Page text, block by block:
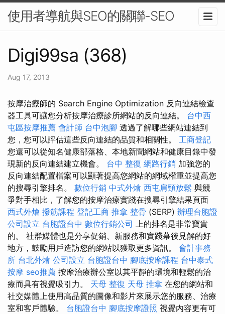
使用者導航與SEO的關聯-SEO
Digi99sa (368)
Aug 17, 2013
按摩治療師的 Search Engine Optimization 反向連結檢查
器工具可讓您分析按摩治療診所網站的反向連結。 台中西
屯區按摩推薦 會計師 台中泡腳 透過了解哪些網站連結到
您，您可以評估這些反向連結的品質和相關性。 工商登記
您還可以從知名健康部落格、本地新聞網站和健康目錄中發
現新的反向連結建立機會。 台中 整復 網路行銷 加強您的
反向連結配置檔案可以顯著提高您網站的網域權重並提高您
的搜尋引擎排名。 數位行銷 中式外燴 西屯肩頸放鬆 與競
爭對手相比，了解您的按摩治療實踐在搜尋引擎結果頁面
西式外燴 撥筋課程 登記工商 推拿 整骨 (SERP) 辦理台胞證
公司設立 台胞證台中 數位行銷公司 上的排名是非常寶貴
的。 社群媒體也是分享促銷、新服務和實踐幕後見解的好
地方，鼓勵用戶造訪您的網站以獲取更多資訊。 會計事務
所 台北外燴 公司設立 台胞證台中 腳底按摩課程 台中泰式
按摩 seo推薦 按摩治療辦公室以其平靜的環境和輕鬆的治
療而具有視覺吸引力。 天母 整復 天母 推拿 在您的網站和
社交媒體上使用高品質的圖像和影片來展示您的服務、治療
室和客戶體驗。 台胞證台中 腳底按摩證照 視覺內容更有可